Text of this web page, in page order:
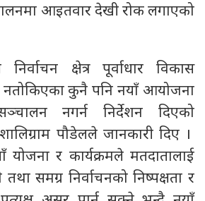
आइतवार देखी रोक लगाएको
क्षेत्र पूर्वाधार विकास
नतोकिएका कुनै पनि नयाँ आयोजना
नगर्न निर्देशन दिएको
पौडेलले जानकारी दिए ।
र कार्यक्रमले मतदातालाई
तथा समग्र निर्वाचनको निष्पक्षता र